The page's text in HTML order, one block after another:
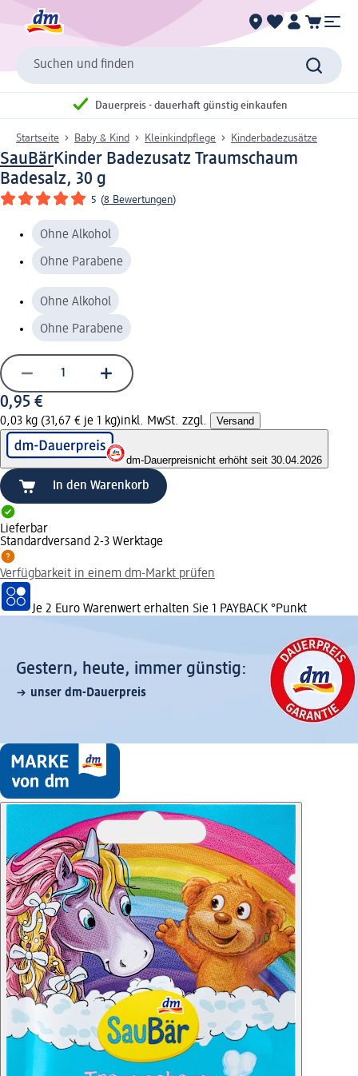
Suchen und finden
Dauerpreis - dauerhaft günstig einkaufen
Startseite Baby & Kind Kleinkindpflege Kinderbadezusätze
SauBärKinder Badezusatz Traumschaum
Badesalz, 30 g
5 (8 Bewertungen)
Ohne Alkohol
Ohne Parabene
Ohne Alkohol
Ohne Parabene
0,95 €
0,03 kg (31,67 € je 1 kg)inkl. MwSt. zzgl. Versand
dm-Dauerpreisnicht erhöht seit 30.04.2026
In den Warenkorb
Lieferbar
Standardversand 2-3 Werktage
Verfügbarkeit in einem dm-Markt prüfen
Je 2 Euro Warenwert erhalten Sie 1 PAYBACK °Punkt
Gestern, heute, immer günstig:
unser dm-Dauerpreis